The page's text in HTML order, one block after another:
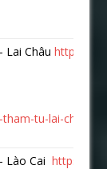
Lai Châuhttps://
tu-lai-
Lào Caihttps://